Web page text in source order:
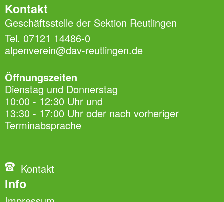
Kontakt
Geschäftsstelle der Sektion Reutlingen
Tel. 07121 14486-0
alpenverein@dav-reutlingen.de
Öffnungszeiten
Dienstag und Donnerstag
10:00 - 12:30 Uhr und
13:30 - 17:00 Uhr oder nach vorheriger
Terminabsprache
Kontakt
Info